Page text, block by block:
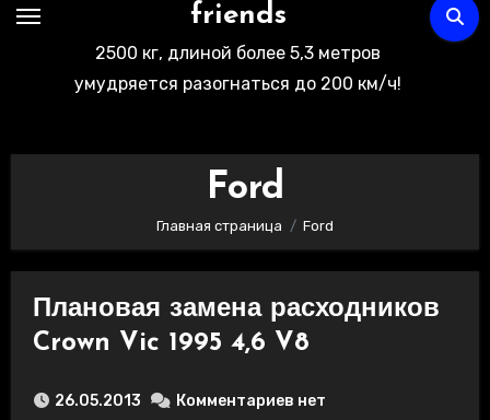
friends
2500 кг, длиной более 5,3 метров
умудряется разогнаться до 200 км/ч!
Ford
Главная страница Ford
Плановая замена расходников
Crown Vic 1995 4,6 V8
26.05.2013 Комментариев нет